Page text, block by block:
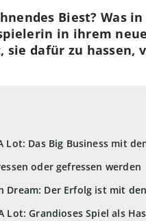
Lot: Das Big Business mit
oder gefressen werden
Dream: Der Erfolg ist mit
Lot: Grandioses Spiel als
Biest?
in ihrem
sie dafür zu